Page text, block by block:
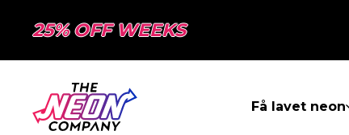
25% OFF WEEKS
Få lavet neon